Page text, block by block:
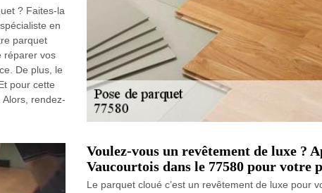
? Faites-la
en
parquet
réparer vos
De plus, le
pour cette
rendez-
Voulez-vous un revêtement de luxe ?
Vaucourtois dans le 77580 pour votre
Le parquet cloué c’est un revêtement de luxe pour